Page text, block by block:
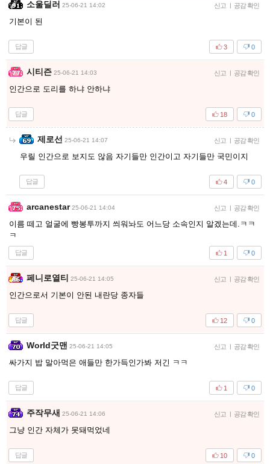
소울딜러 25-06-21 14:02 신고 | 공감 확인
기본이 된
답글 0
3
시티즌 25-06-21 14:03 신고 | 공감 확인
인간으로 도리를 하냐 안하냐
답글 0
18
제로선 25-06-21 14:07 신고 | 공감 확인
우릴 인간으로 보지도 않음 자기들만 인간이고 자기들만 국민이지
답글 0
4
arcanestar 25-06-21 14:04 신고 | 공감 확인
이름 떼고 얼굴에 빵봉투까지 씌워놔도 어느당 소속인지 알겠는데.ㅋㅋ
ㅋ
답글 0
1
페니로열티 25-06-21 14:05 신고 | 공감 확인
인간으로서 기본이 안된 내란당 종자들
답글 0
12
World굿맨 25-06-21 14:05 신고 | 공감 확인
싸가지 밥 말아먹은 애들만 한가득인가봐 저긴 ㅋㅋ
답글 0
1
주작무새 25-06-21 14:06 신고 | 공감 확인
그냥 인간 자체가 못돼먹었네
답글 0
10